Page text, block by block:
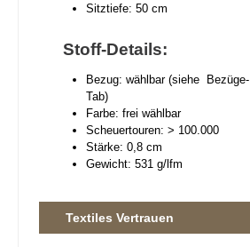
Sitztiefe: 50 cm
Stoff-Details:
Bezug: wählbar (siehe Bezüge-
Tab)
Farbe: frei wählbar
Scheuertouren: > 100.000
Stärke: 0,8 cm
Gewicht: 531 g/lfm
Textiles Vertrauen